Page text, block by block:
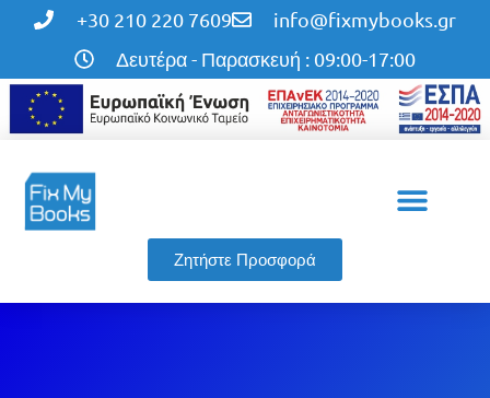
+30 210 220 7609
info@fixmybooks.gr
Δευτέρα - Παρασκευή : 09:00-17:00
Ζητήστε Προσφορά